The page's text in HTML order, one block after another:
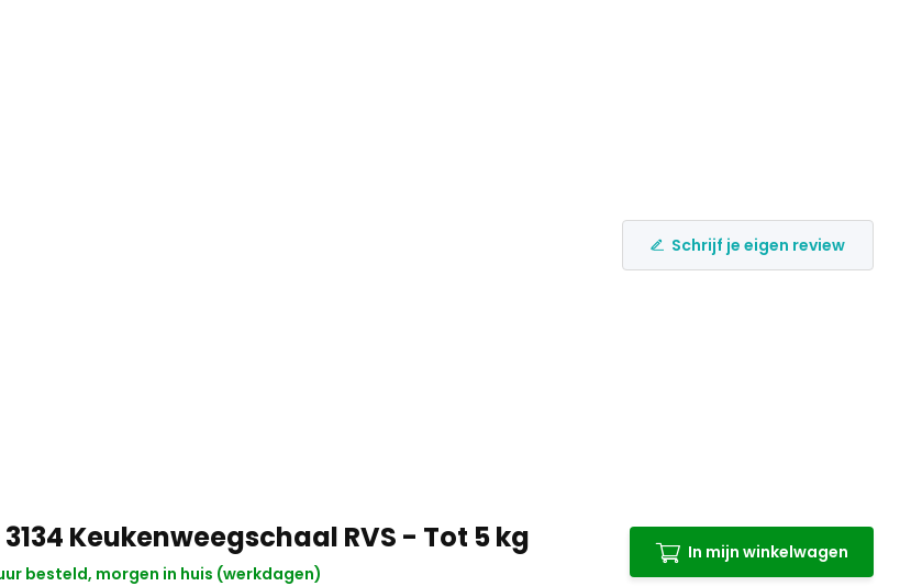
Schrijf je eigen review
Keukenweegschaal RVS - Tot 5 kg
besteld, morgen in huis (werkdagen)
In mijn winkelwagen